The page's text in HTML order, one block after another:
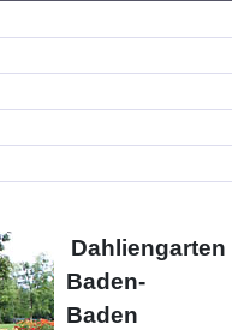
Dahliengarten
Baden-
Baden